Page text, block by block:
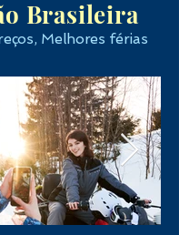
Brasileira
Melhores férias